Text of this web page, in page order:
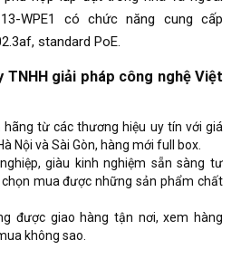
WPE1 có chức năng cung cấp
standard PoE.
giải pháp công nghệ Việt
hãng từ các thương hiệu uy tín với giá
Nội và Sài Gòn, hàng mới full box.
giàu kinh nghiệm sẵn sàng tư
mua được những sản phẩm chất
được giao hàng tận nơi, xem hàng
không sao.